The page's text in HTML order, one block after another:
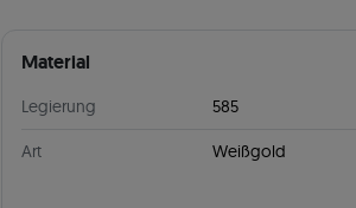
Material
Legierung 585
Art Weißgold